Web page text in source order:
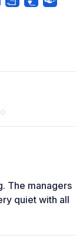
The managers
quiet with all